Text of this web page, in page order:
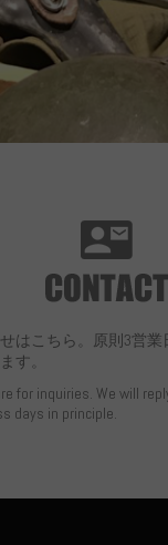
はこちら。原則3営
す。
for inquiries. We will
days in principle.